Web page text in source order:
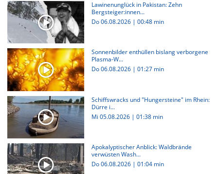
Lawinenunglück in Pakistan: Zehn
Bergsteiger:innen...
Do 06.08.2026 | 00:48 min
Sonnenbilder enthüllen bislang verborgene
Plasma-W...
Do 06.08.2026 | 01:27 min
Schiffswracks und "Hungersteine" im Rhein:
Dürre i...
Mi 05.08.2026 | 01:38 min
Apokalyptischer Anblick: Waldbrände
verwüsten Wash...
Do 06.08.2026 | 01:04 min